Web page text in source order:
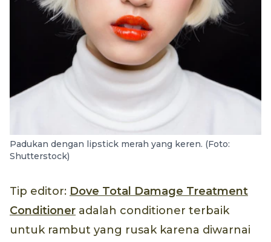
Padukan dengan lipstick merah yang keren. (Foto:
Shutterstock)
Tip editor: Dove Total Damage Treatment
Conditioner adalah conditioner terbaik
untuk rambut yang rusak karena diwarnai